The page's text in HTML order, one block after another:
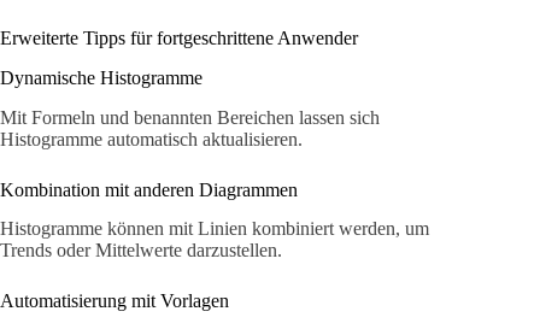
Erweiterte Tipps für fortgeschrittene Anwender
Dynamische Histogramme
Mit Formeln und benannten Bereichen lassen sich
Histogramme automatisch aktualisieren.
Kombination mit anderen Diagrammen
Histogramme können mit Linien kombiniert werden, um
Trends oder Mittelwerte darzustellen.
Automatisierung mit Vorlagen